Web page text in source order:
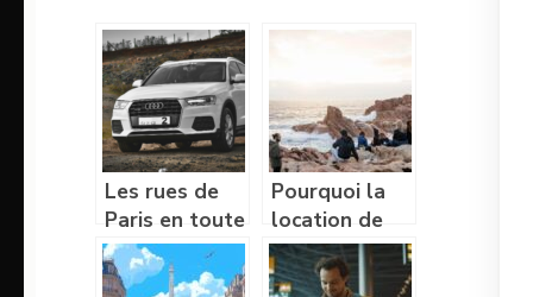
Les rues de
Paris en toute
simplicité : la
location auto
Pourquoi la
location de
minibus est
idéale pour un